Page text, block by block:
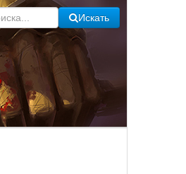
Искать